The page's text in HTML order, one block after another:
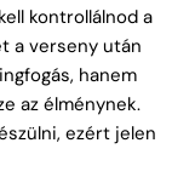
kontrollálnod a
a verseny után
hanem
az élménynek.
ezért jelen